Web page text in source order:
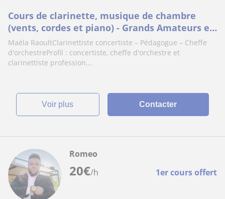
Cours de clarinette, musique de chambre
(vents, cordes et piano) - Grands Amateurs et
perfectionnement pour futurs professionnels
Maëla RaoultClarinettiste concertiste – Pédagogue – Cheffe
d'orchestreProfil : concertiste, cheffe d'orchestre et
clarinettiste profession...
voir plus Contacter
20€/h 1er cours offert
Romeo